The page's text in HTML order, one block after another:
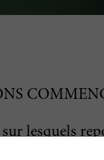
lesquels
sens d'une